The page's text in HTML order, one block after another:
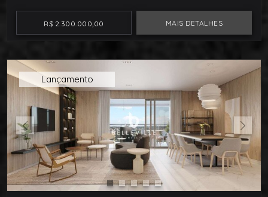
R$ 2.300.000,00 MAIS DETALHES
Lançamento